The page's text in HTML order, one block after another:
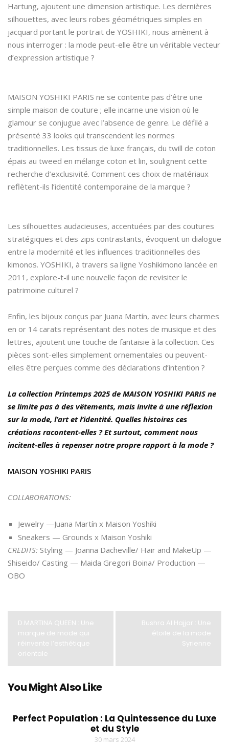
Hartung, ajoutent une dimension artistique. Les dernières
silhouettes, avec leurs robes géométriques simples en
jacquard portant le portrait de YOSHIKI, nous amènent à
nous interroger : la mode peut-elle être un véritable vecteur
d’expression artistique ?
MAISON YOSHIKI PARIS ne se contente pas d’être une
simple maison de couture ; elle incarne une vision où le
glamour se conjugue avec l’absence de genre. Le défilé a
présenté 33 looks qui transcendent les normes
traditionnelles. Les tissus de luxe français, du twill de coton
épais au tweed en mélange coton et lin, soulignent cette
recherche d’exclusivité. Comment ces choix de matériaux
reflètent-ils l’identité contemporaine de la marque ?
Les silhouettes audacieuses, accentuées par des coutures
stratégiques et des zips contrastants, évoquent un dialogue
entre la modernité et les influences traditionnelles des
kimonos. YOSHIKI, à travers sa ligne Yoshikimono lancée en
2011, explore-t-il une nouvelle façon de revisiter le
patrimoine culturel ?
Enfin, les bijoux conçus par Juana Martín, avec leurs charmes
en or 14 carats représentant des notes de musique et des
lettres, ajoutent une touche de fantaisie à la collection. Ces
pièces sont-elles simplement ornementales ou peuvent-
elles être perçues comme des déclarations d’intention ?
La collection Printemps 2025 de MAISON YOSHIKI PARIS ne
se limite pas à des vêtements, mais invite à une réflexion
sur la mode, l’art et l’identité. Quelles histoires ces
créations racontent-elles ? Et surtout, comment nous
incitent-elles à repenser notre propre rapport à la mode ?
MAISON YOSHIKI PARIS
COLLABORATIONS:
Jewelry —Juana Martín x Maison Yoshiki
Sneakers — Grounds x Maison Yoshiki
CREDITS: Styling — Joanna Dacheville/ Hair and MakeUp —
Shiseido/ Casting — Maida Gregori Boina/ Production —
OBO
D.MARTINA QUEEN : Une
marque de mode qui
réinvente l’esthétique
orientale
Bushra Al Hajjar : Une
étoile de la mode
Syrienne
You Might Also Like
Perfect Population : La Quintessence du Luxe
et du Style
30 mars 2024